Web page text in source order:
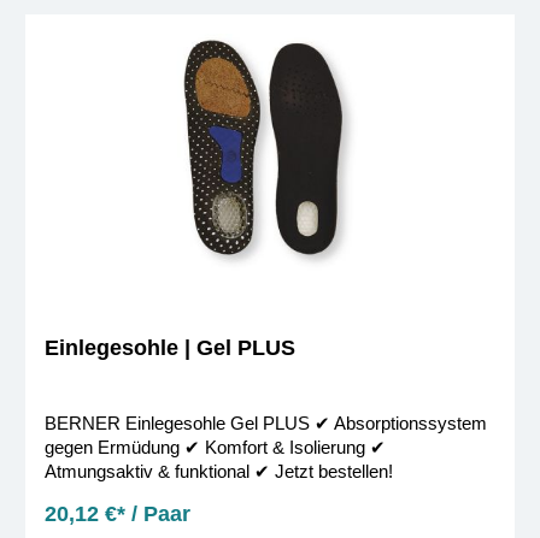
Einlegesohle | Gel PLUS
BERNER Einlegesohle Gel PLUS ✔︎ Absorptionssystem
gegen Ermüdung ✔︎ Komfort & Isolierung ✔︎
Atmungsaktiv & funktional ✔︎ Jetzt bestellen!
20,12 €* / Paar